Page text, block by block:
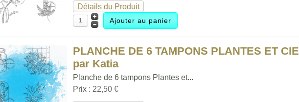
Détails du Produit
PLANCHE DE 6 TAMPONS PLANTES ET CIE
par Katia
Planche de 6 tampons Plantes et...
Prix : 22,50 €